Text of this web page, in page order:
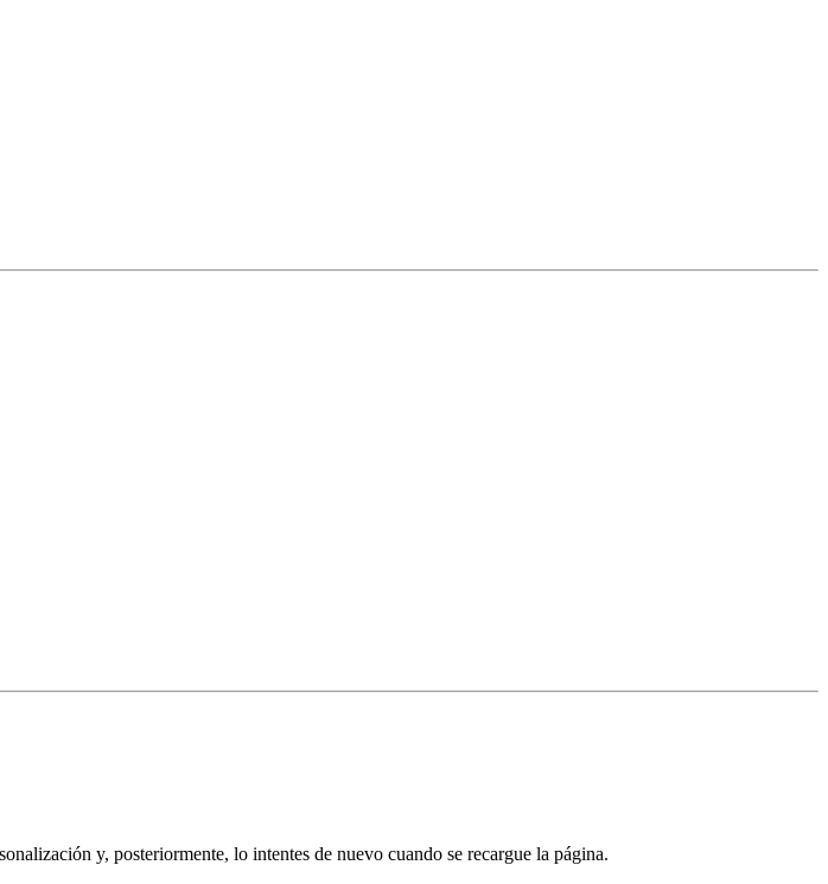
y, posteriormente, lo intentes de nuevo cuando se recargue la página.